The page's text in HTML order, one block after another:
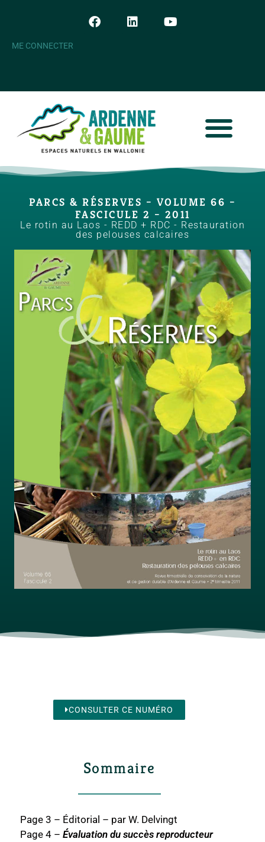
ME CONNECTER
PARCS & RÉSERVES – VOLUME 66 –
FASCICULE 2 – 2011
Le rotin au Laos - REDD + RDC - Restauration
des pelouses calcaires
CONSULTER CE NUMÉRO
Sommaire
Page 3 – Éditorial – par W. Delvingt
Page 4 – Évaluation du succès reproducteur